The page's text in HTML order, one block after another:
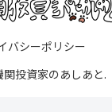
バシーポリシー
投資家のあしあと.